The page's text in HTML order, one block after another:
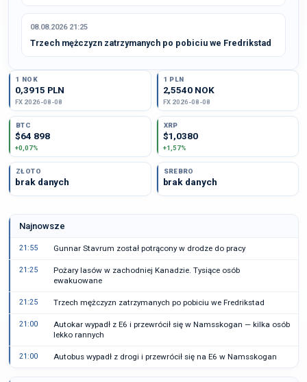
08.08.2026 21:25
Trzech mężczyzn zatrzymanych po pobiciu we Fredrikstad
1 NOK
0,3915 PLN
FX 2026-08-08
1 PLN
2,5540 NOK
FX 2026-08-08
BTC
$64 898
+0,07%
XRP
$1,0380
+1,57%
ZŁOTO
brak danych
SREBRO
brak danych
Najnowsze
21:55 Gunnar Stavrum został potrącony w drodze do pracy
21:25
Pożary lasów w zachodniej Kanadzie. Tysiące osób
ewakuowane
21:25 Trzech mężczyzn zatrzymanych po pobiciu we Fredrikstad
21:00
Autokar wypadł z E6 i przewrócił się w Namsskogan — kilka osób
lekko rannych
21:00 Autobus wypadł z drogi i przewrócił się na E6 w Namsskogan